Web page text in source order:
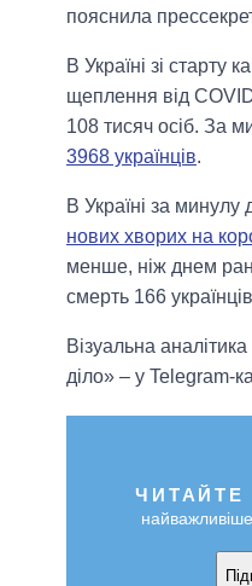
пояснила
В Україні зі старту
щеплення від
108 тисяч осіб. За
3968 українців.
В Україні за минулу
нових хворих на
менше, ніж днем
смерть 166
Візуальна
діло» – у Telegram-
ЧИТАЙТЕ